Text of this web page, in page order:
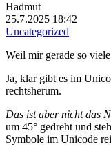
Hadmut
25.7.2025 18:42
Uncategorized
Weil mir gerade so
Ja, klar gibt es im
rechtsherum.
Das ist aber nicht das
um 45° gedreht und
Symbole im Unicode